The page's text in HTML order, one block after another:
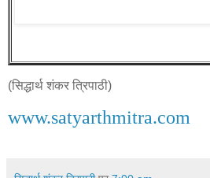
(सिद्धार्थ शंकर त्रिपाठी)
www.satyarthmitra.com